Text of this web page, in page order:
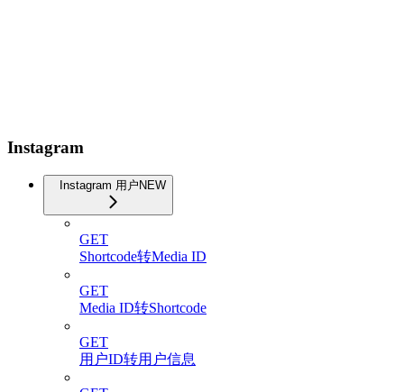
Instagram
Instagram 用户NEW
GET
Shortcode转Media ID
GET
Media ID转Shortcode
GET
用户ID转用户信息